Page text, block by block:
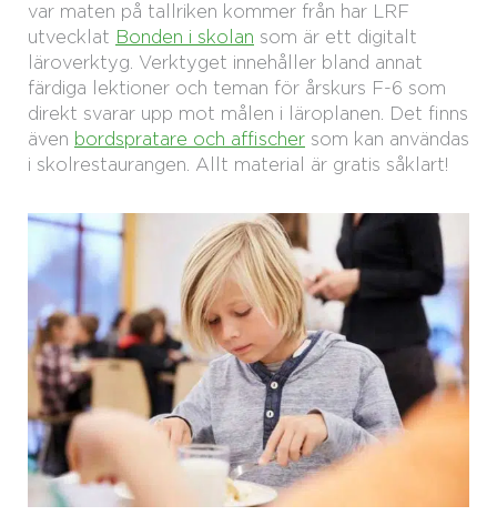
var maten på tallriken kommer från har LRF
utvecklat Bonden i skolan som är ett digitalt
läroverktyg. Verktyget innehåller bland annat
färdiga lektioner och teman för årskurs F-6 som
direkt svarar upp mot målen i läroplanen. Det finns
även bordspratare och affischer som kan användas
i skolrestaurangen. Allt material är gratis såklart!